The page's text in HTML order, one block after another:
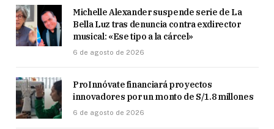
Michelle Alexander suspende serie de La
Bella Luz tras denuncia contra exdirector
musical: «Ese tipo a la cárcel»
6 de agosto de 2026
ProInnóvate financiará proyectos
innovadores por un monto de S/1.8 millones
6 de agosto de 2026